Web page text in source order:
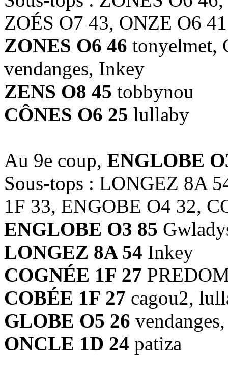
ZOÉS O7 43, ONZE O6 41
ZONES O6 46 tonyelmet,
vendanges, Inkey
ZENS O8 45 tobbynou
CÔNES O6 25 lullaby
Au 9e coup, ENGLOBE
Sous-tops : LONGEZ 8A
1F 33, ENGOBE O4 32,
ENGLOBE O3 85
LONGEZ 8A 54 Inkey
COGNÉE 1F 27
COBÉE 1F 27 cagou2,
GLOBE O5 26
ONCLE 1D 24 patiza